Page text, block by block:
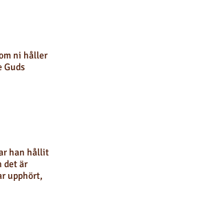
ni håller
Guds
han hållit
det är
upphört,